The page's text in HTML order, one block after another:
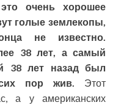
очень хорошее
голые землекопы,
не известно.
38 лет, а самый
38 лет назад был
пор жив. Этот
а у американских